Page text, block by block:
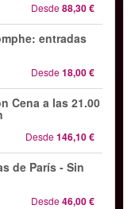
Desde88,30 €
entradas
Desde18,00 €
Cena a las 21.00
Desde146,10 €
de París - Sin
Desde46,00 €